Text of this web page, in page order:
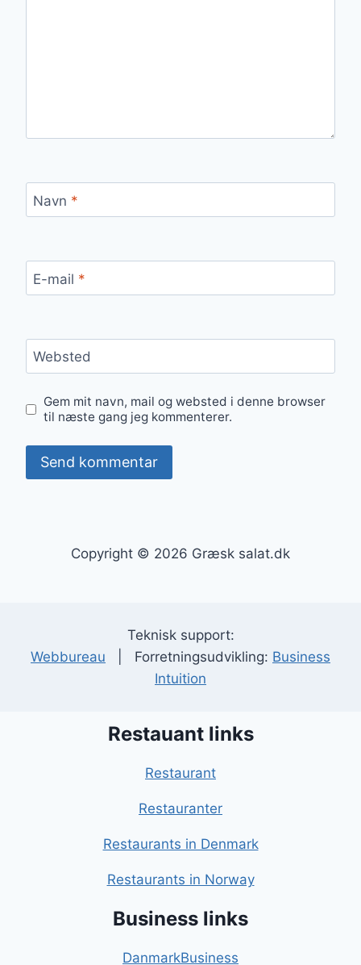
Navn *
E-mail *
Websted
Gem mit navn, mail og websted i denne browser
til næste gang jeg kommenterer.
Copyright © 2026 Græsk salat.dk
Teknisk support:
Webbureau | Forretningsudvikling: Business
Intuition
Restauant links
Restaurant
Restauranter
Restaurants in Denmark
Restaurants in Norway
Business links
DanmarkBusiness